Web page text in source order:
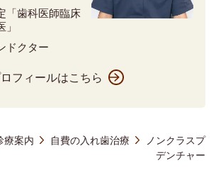
「歯科医師臨床
ドクター
フィールはこちら
療案内 自費の入れ歯治療
ノンクラスプ
デンチャー